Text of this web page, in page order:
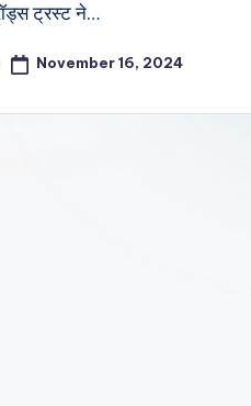
ट्रस्ट ने…
November 16, 2024